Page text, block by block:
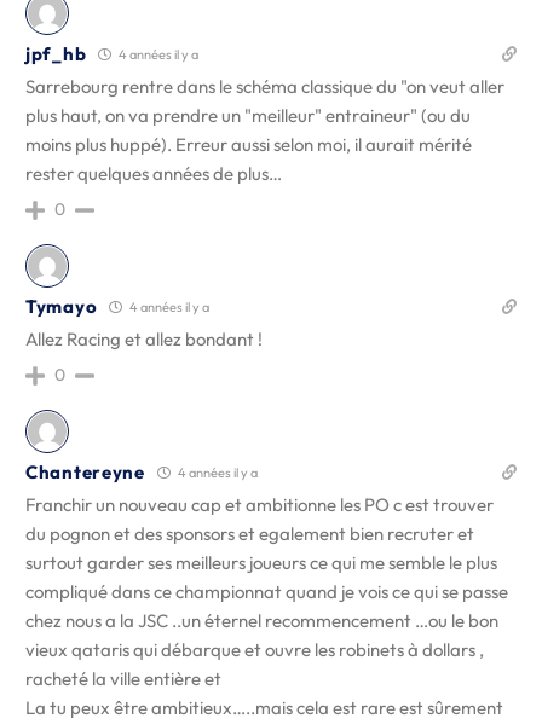
jpf_hb 4 années il y a
Sarrebourg rentre dans le schéma classique du "on veut aller
plus haut, on va prendre un "meilleur" entraineur" (ou du
moins plus huppé). Erreur aussi selon moi, il aurait mérité
rester quelques années de plus…
0
Tymayo 4 années il y a
Allez Racing et allez bondant !
0
Chantereyne 4 années il y a
Franchir un nouveau cap et ambitionne les PO c est trouver
du pognon et des sponsors et egalement bien recruter et
surtout garder ses meilleurs joueurs ce qui me semble le plus
compliqué dans ce championnat quand je vois ce qui se passe
chez nous a la JSC ..un éternel recommencement …ou le bon
vieux qataris qui débarque et ouvre les robinets à dollars ,
racheté la ville entière et
La tu peux être ambitieux…..mais cela est rare est sûrement